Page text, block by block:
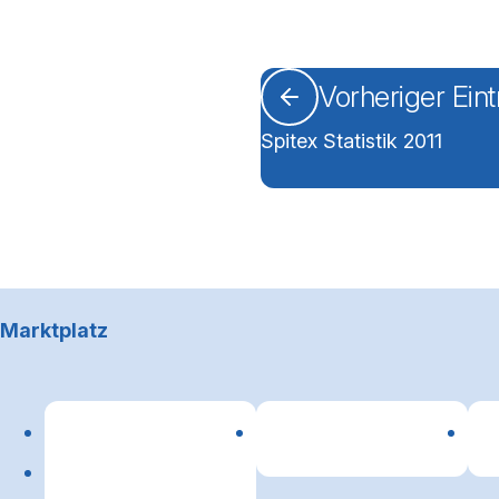
Vorheriger
Spitex Statistik 2011
Marktplatz